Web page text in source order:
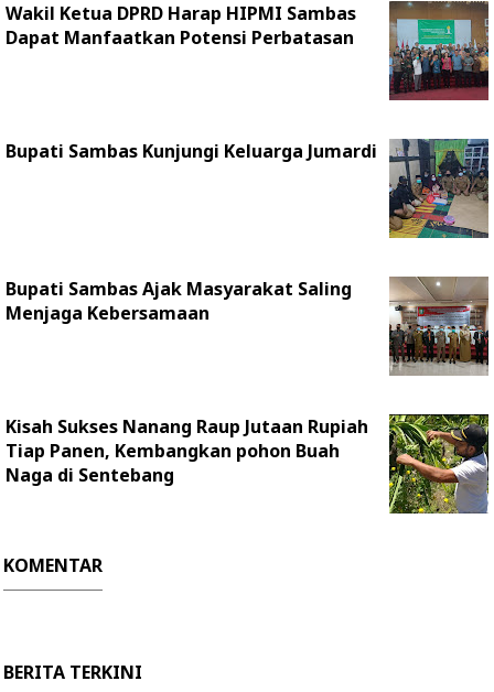
Wakil Ketua DPRD Harap HIPMI Sambas
Dapat Manfaatkan Potensi Perbatasan
Bupati Sambas Kunjungi Keluarga Jumardi
Bupati Sambas Ajak Masyarakat Saling
Menjaga Kebersamaan
Kisah Sukses Nanang Raup Jutaan Rupiah
Tiap Panen, Kembangkan pohon Buah
Naga di Sentebang
KOMENTAR
BERITA TERKINI